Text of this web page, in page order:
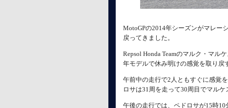
MotoGPの2014年シーズンがマレー
戻ってきました。
Repsol Honda Teamのマルク・マル
年モデルで休み明けの感覚を取り戻
午前中の走行で2人ともすぐに感覚
ロサは31周を走って30周目でマル
午後の走行では、ペドロサが15時